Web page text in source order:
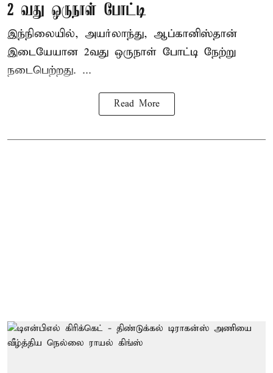
2 வது ஒருநாள் போட்டி
இந்நிலையில், அயர்லாந்து, ஆப்கானிஸ்தான்
இடையேயான 2வது ஒருநாள் போட்டி நேற்று
நடைபெற்றது. ...
Read More